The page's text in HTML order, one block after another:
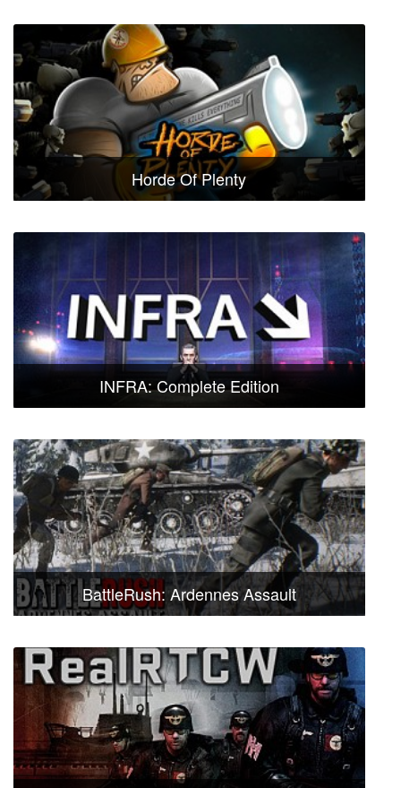
Horde Of Plenty
INFRA: Complete Edition
BattleRush: Ardennes Assault